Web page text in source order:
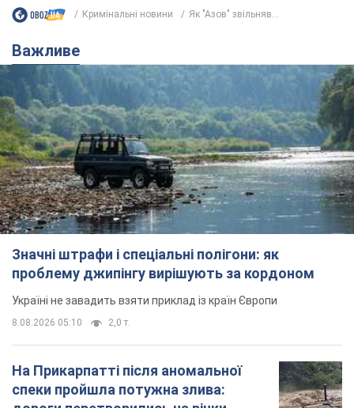
Значні штрафи і спеціальні полігони: як
проблему джипінгу вирішують за кордоном
Україні не завадить взяти приклад із країн Європи
8.08.2026 05:10 2,0 т.
На Прикарпатті після аномальної
спеки пройшла потужна злива:
дороги перетворились на річки.
Відео
Негода накрила Івано-Франківщину та
за газ через покази зіпсованого
лічильника: суддя ухвалив